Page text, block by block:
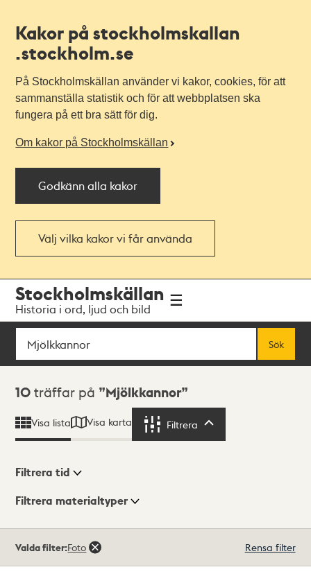
Kakor på stockholmskallan
.stockholm.se
På Stockholmskällan använder vi kakor, cookies, för att
sammanställa statistik och för att webbplatsen ska
fungera på ett bra sätt för dig.
Om kakor på Stockholmskällan
Godkänn alla kakor
Välj vilka kakor vi får använda
navigationen
huvudinnehållet
Stockholmskällan
Historia i ord, ljud och bild
Sök
Sök
Sökresultat
10 träffar på Mjölkkannor
Visa lista Visa karta Filtrera
Visningsläge
Filtrera tid
Filtrera materialtyper
träffar
Valda filter:Foto Rensa filter